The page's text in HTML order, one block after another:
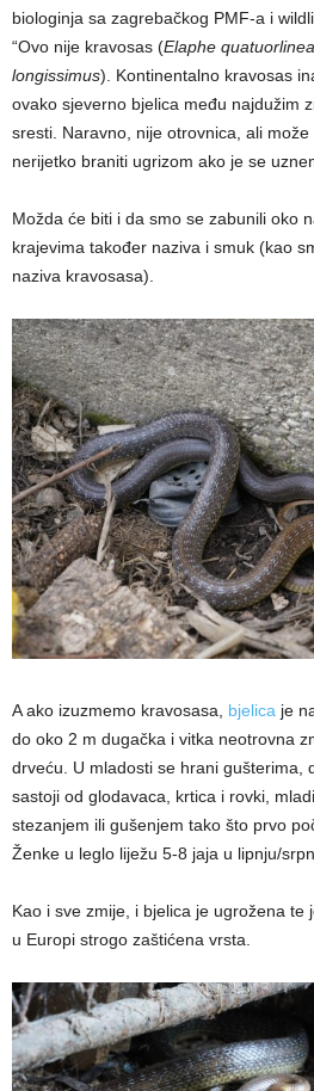
biologinja sa zagrebačkog PMF-a i
“Ovo nije kravosas (Elaphe
longissimus). Kontinentalno kravosas
ovako sjeverno bjelica među najdužim
sresti. Naravno, nije otrovnica, ali
nerijetko braniti ugrizom ako je se
Možda će biti i da smo se zabunili oko
krajevima također naziva i smuk (kao
naziva kravosasa).
A ako izuzmemo kravosasa, bjelica je
do oko 2 m dugačka i vitka neotrovna
drveću. U mladosti se hrani gušterima,
sastoji od glodavaca, krtica i rovki,
stezanjem ili gušenjem tako što prvo
Ženke u leglo liježu 5-8 jaja u lipnju/
Kao i sve zmije, i bjelica je ugrožena te
u Europi strogo zaštićena vrsta.